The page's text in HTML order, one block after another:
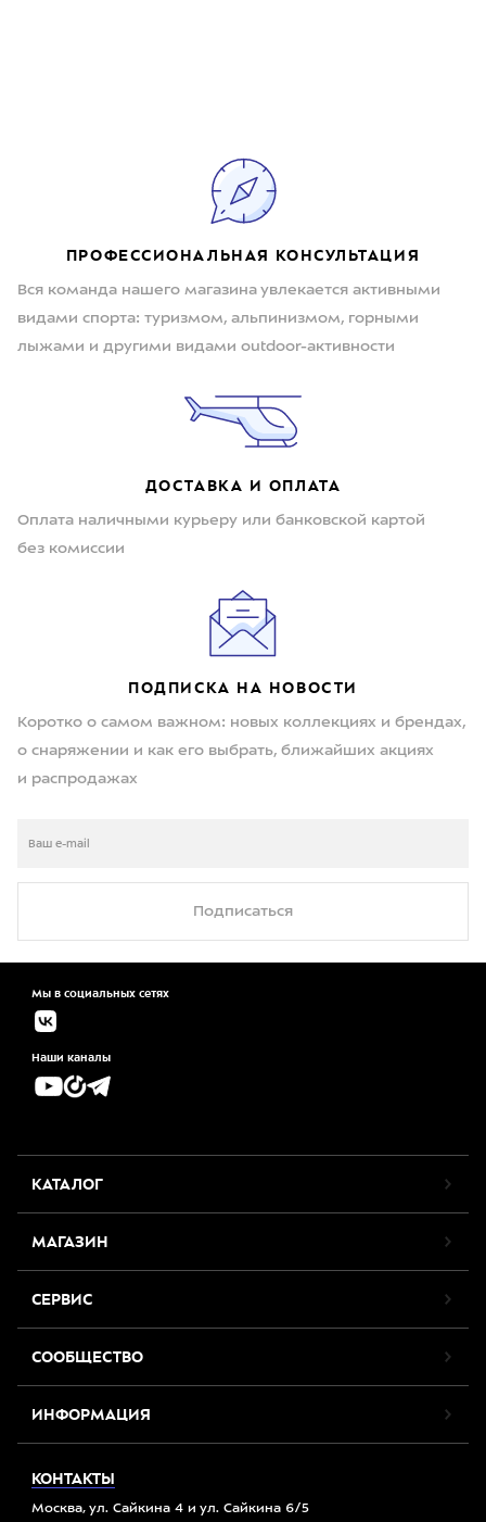
ПРОФЕССИОНАЛЬНАЯ КОНСУЛЬТАЦИЯ
Вся команда нашего магазина увлекается активными
видами спорта: туризмом, альпинизмом, горными
лыжами и другими видами outdoor-активности
ДОСТАВКА И ОПЛАТА
Оплата наличными курьеру или банковской картой
без комиссии
ПОДПИСКА НА НОВОСТИ
Коротко о самом важном: новых коллекциях и брендах,
о снаряжении и как его выбрать, ближайших акциях
и распродажах
Подписаться
Мы в социальных сетях
Наши каналы
КАТАЛОГ
МАГАЗИН
СЕРВИС
СООБЩЕСТВО
ИНФОРМАЦИЯ
КОНТАКТЫ
Москва, ул. Сайкина 4 и ул. Сайкина 6/5